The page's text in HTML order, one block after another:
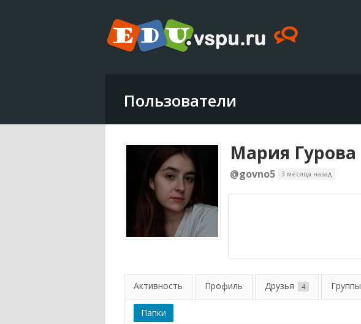
Пользователи
Мария Гурова
@govno5 3 месяца назад
Активность Профиль Друзья 4 Группы
Папки